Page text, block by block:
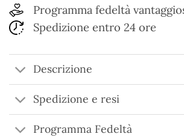
Programma fedeltà
Spedizione entro 24 ore
Descrizione
Spedizione e resi
Programma Fedeltà